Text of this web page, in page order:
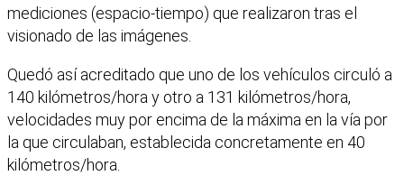
mediciones (espacio-tiempo) que realizaron tras el
visionado de las imágenes.
Quedó así acreditado que uno de los vehículos circuló a
140 kilómetros/hora y otro a 131 kilómetros/hora,
velocidades muy por encima de la máxima en la vía por
la que circulaban, establecida concretamente en 40
kilómetros/hora.